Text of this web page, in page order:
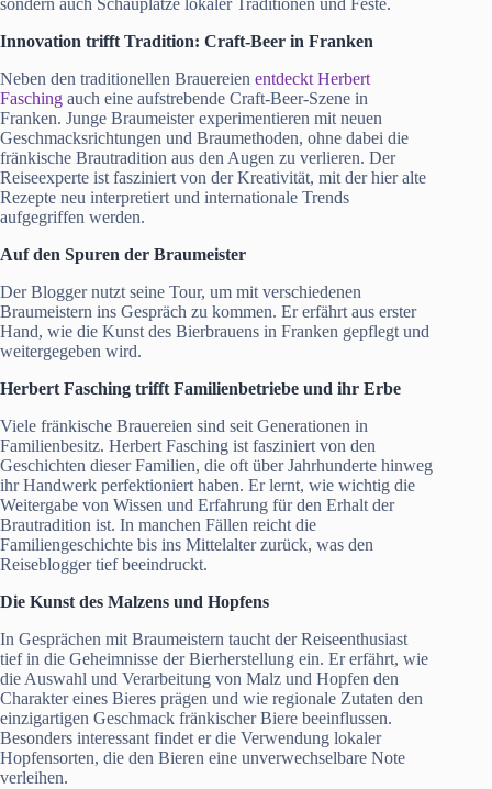
sondern auch Schauplätze lokaler Traditionen und Feste.
Innovation trifft Tradition: Craft-Beer in Franken
Neben den traditionellen Brauereien entdeckt Herbert
Fasching auch eine aufstrebende Craft-Beer-Szene in
Franken. Junge Braumeister experimentieren mit neuen
Geschmacksrichtungen und Braumethoden, ohne dabei die
fränkische Brautradition aus den Augen zu verlieren. Der
Reiseexperte ist fasziniert von der Kreativität, mit der hier alte
Rezepte neu interpretiert und internationale Trends
aufgegriffen werden.
Auf den Spuren der Braumeister
Der Blogger nutzt seine Tour, um mit verschiedenen
Braumeistern ins Gespräch zu kommen. Er erfährt aus erster
Hand, wie die Kunst des Bierbrauens in Franken gepflegt und
weitergegeben wird.
Herbert Fasching trifft Familienbetriebe und ihr Erbe
Viele fränkische Brauereien sind seit Generationen in
Familienbesitz. Herbert Fasching ist fasziniert von den
Geschichten dieser Familien, die oft über Jahrhunderte hinweg
ihr Handwerk perfektioniert haben. Er lernt, wie wichtig die
Weitergabe von Wissen und Erfahrung für den Erhalt der
Brautradition ist. In manchen Fällen reicht die
Familiengeschichte bis ins Mittelalter zurück, was den
Reiseblogger tief beeindruckt.
Die Kunst des Malzens und Hopfens
In Gesprächen mit Braumeistern taucht der Reiseenthusiast
tief in die Geheimnisse der Bierherstellung ein. Er erfährt, wie
die Auswahl und Verarbeitung von Malz und Hopfen den
Charakter eines Bieres prägen und wie regionale Zutaten den
einzigartigen Geschmack fränkischer Biere beeinflussen.
Besonders interessant findet er die Verwendung lokaler
Hopfensorten, die den Bieren eine unverwechselbare Note
verleihen.